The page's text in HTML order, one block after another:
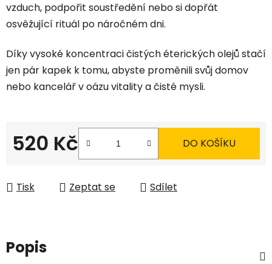
vzduch, podpořit soustředění nebo si dopřát
osvěžující rituál po náročném dni.
Díky vysoké koncentraci čistých éterických olejů stačí
jen pár kapek k tomu, abyste proměnili svůj domov
nebo kancelář v oázu vitality a čisté mysli.
520 Kč DO KOŠÍKU
Tisk Zeptat se Sdílet
Popis